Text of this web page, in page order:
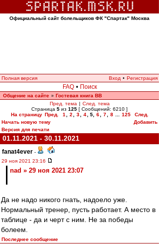
Официальный сайт болельщиков ФК "Спартак" Москва
Полная версия Вход • Регистрация
FAQ • Поиск
Общение на сайте » Гостевая книга ВВ
Пред. тема | След. тема
Страница 5 из 125 [ Сообщений: 6210 ]
На страницу Пред. 1 2 3 4 5, 6 7 8 125
След.
Начать новую тему
Добавить
Версия для печати
01.11.2021 - 30.11.2021
fanat4ever -
29 ноя 2021 23:16
nad » 29 ноя 2021 23:07
Да не надо никого гнать, надоело уже.
Нормальный тренер, пусть работает. А место в
таблице - да и черт с ним. Не за победы
болеем.
Последнее сообщение